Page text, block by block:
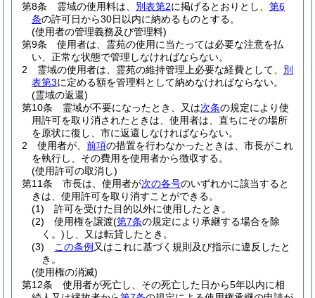
第8条
霊域の使用料は、 別表第2に掲げるとおりとし、 第6
条の許可日から30日以内に納めるものとする。
(使用者の管理義務及び管理料)
第9条
使用者は、霊苑の使用に当たっては必要な注意を払
い、正常な状態で管理しなければならない。
2
霊域の使用者は、霊苑の維持管理上必要な経費として、 別
表第3に定める額を管理料として納めなければならない。
(霊域の返還)
第10条
霊域が不要になったとき、又は次条の規定により使
用許可を取り消されたときは、使用者は、直ちにその場所
を原状に復し、市に返還しなければならない。
2
使用者が、 前項の措置を行わなかったときは、市長がこれ
を執行し、その費用を使用者から徴収する。
(使用許可の取消し)
第11条
市長は、使用者が次の各号のいずれかに該当すると
きは、使用許可を取り消すことができる。
(1)
許可を受けた目的以外に使用したとき。
(2)
使用権を譲渡(第7条の規定により承継する場合を除
く。) し、又は転貸したとき。
(3)
この条例 又はこれに基づく規則及び指示に違反したと
き。
(使用権の消滅)
第12条
使用者が死亡し、その死亡した日から5年以内に相